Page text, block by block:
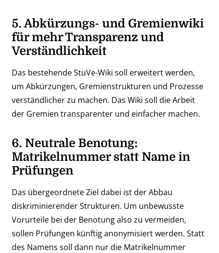
5. Abkürzungs- und Gremienwiki
für mehr Transparenz und
Verständlichkeit
Das bestehende StuVe-Wiki soll erweitert werden,
um Abkürzungen, Gremienstrukturen und Prozesse
verständlicher zu machen. Das Wiki soll die Arbeit
der Gremien transparenter und einfacher machen.
6. Neutrale Benotung:
Matrikelnummer statt Name in
Prüfungen
Das übergeordnete Ziel dabei ist der Abbau
diskriminierender Strukturen. Um unbewusste
Vorurteile bei der Benotung also zu vermeiden,
sollen Prüfungen künftig anonymisiert werden. Statt
des Namens soll dann nur die Matrikelnummer